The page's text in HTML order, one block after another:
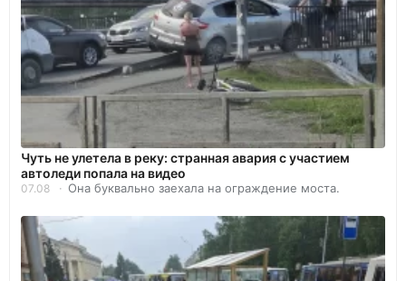
Чуть не улетела в реку: странная авария с участием
автоледи попала на видео
07.08 Она буквально заехала на ограждение моста.